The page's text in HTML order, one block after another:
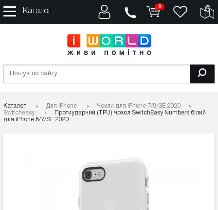
Каталог
0
Каталог Для iPhone
Чохли для iPhone 7/8/SE 2020
Switcheasy
Протиударний (TPU) чохол SwitchEasy Numbers білий
для iPhone 8/7/SE 2020